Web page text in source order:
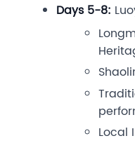
Days 5-8:
Local